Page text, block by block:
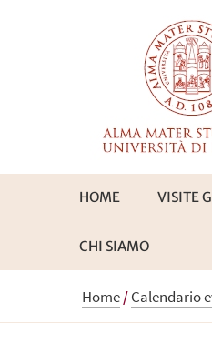
HOME VISITE
CHI SIAMO
Home/Calendario